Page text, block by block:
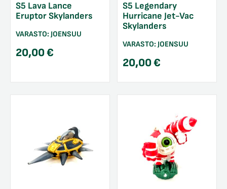
S5 Lava Lance
Eruptor Skylanders
VARASTO: JOENSUU
20,00€
S5 Legendary
Hurricane Jet-Vac
Skylanders
VARASTO: JOENSUU
20,00€